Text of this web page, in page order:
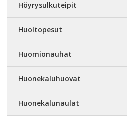
Höyrysulkuteipit
Huoltopesut
Huomionauhat
Huonekaluhuovat
Huonekalunaulat